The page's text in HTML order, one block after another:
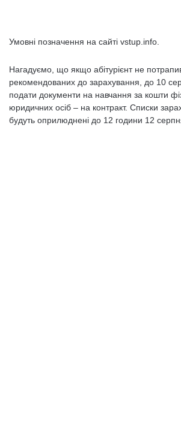
Умовні позначення на сайті vstup.info.
Нагадуємо, що якщо абітурієнт не
рекомендованих до зарахування, до 10
подати документи на навчання за кошти
юридичних осіб – на контракт. Списки
будуть оприлюднені до 12 години 12